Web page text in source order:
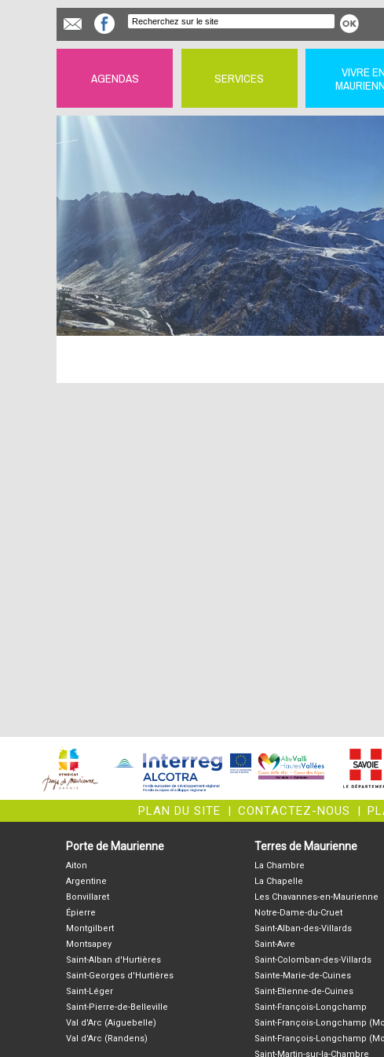
AGENDAS SERVICES
VIVRE EN
PLAN DU SITE | CONTACTEZ-NOUS |
Porte de Maurienne
Aiton
Argentine
Bonvillaret
Épierre
Montgilbert
Montsapey
Saint-Alban d'Hurtières
Saint-Georges d'Hurtières
Saint-Léger
Saint-Pierre-de-Belleville
Val d'Arc (Aiguebelle)
Val d'Arc (Randens)
Terres de Maurienne
La Chambre
La Chapelle
Les Chavannes-en-Maurienne
Notre-Dame-du-Cruet
Saint-Alban-des-Villards
Saint-Avre
Saint-Colomban-des-Villards
Sainte-Marie-de-Cuines
Saint-Etienne-de-Cuines
Saint-François-Longchamp
Saint-François-Longchamp
Saint-François-Longchamp
Saint-Martin-sur-la-Chambre